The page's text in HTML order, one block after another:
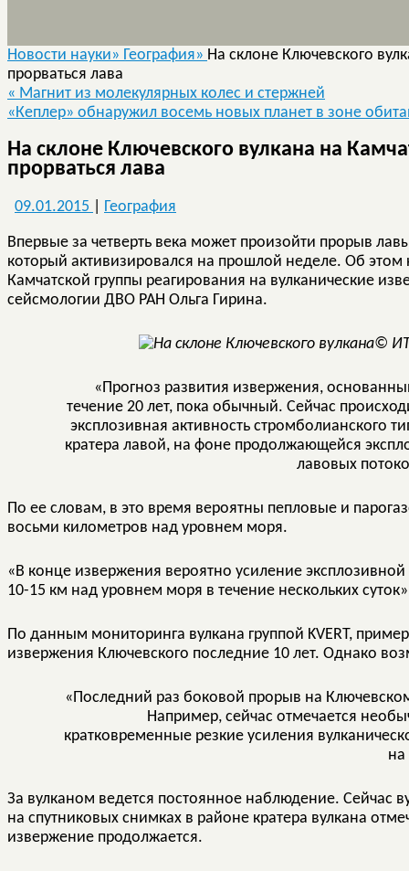
Новости науки» География» На склоне Ключевского
прорваться лава
« Магнит из молекулярных колес и стержней
«Кеплер» обнаружил восемь новых планет в зоне
На склоне Ключевского вулкана на
прорваться лава
09.01.2015 География
Впервые за четверть века может произойти прорыв
который активизировался на прошлой неделе. Об
Камчатской группы реагирования на вулканические
сейсмологии ДВО РАН Ольга Гирина.
©
«Прогноз развития извержения,
течение 20 лет, пока обычный. Сейчас
эксплозивная активность стромболианского
кратера лавой, на фоне продолжающейся
лавовых
По ее словам, в это время вероятны пепловые и
восьми километров над уровнем моря.
«В конце извержения вероятно усиление
10-15 км над уровнем моря в течение нескольких
По данным мониторинга вулкана группой KVERT,
извержения Ключевского последние 10 лет. Однако
«Последний раз боковой прорыв на
Например, сейчас отмечается
кратковременные резкие усиления
на
За вулканом ведется постоянное наблюдение. Сейчас
на спутниковых снимках в районе кратера вулкана
извержение продолжается.